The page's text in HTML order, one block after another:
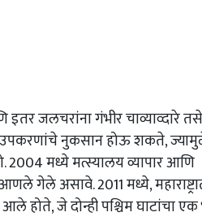
जलचरांना गंभीर चाव्याव्दारे
उपकरणांचे नुकसान होऊ शकते,
2004 मध्ये मत्स्यालय व्यापार आणि
गेले असावे. 2011 मध्ये,
जे दोन्ही पश्चिम घाटांचा एक